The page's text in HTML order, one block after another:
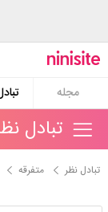
مجله
تبادل
تبادل نظر متفرقه